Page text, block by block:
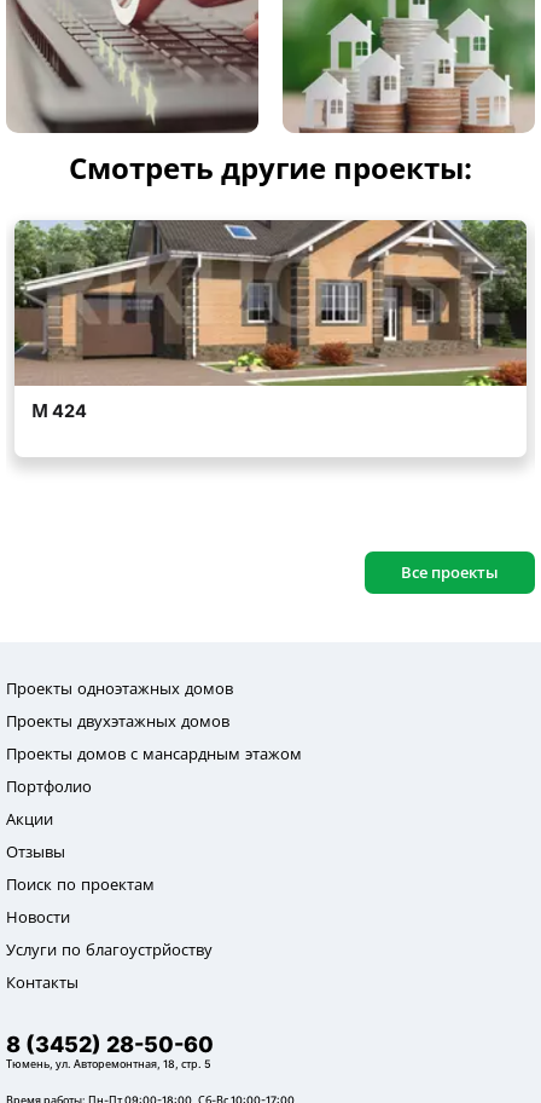
Смотреть другие проекты:
Все проекты
Проекты одноэтажных домов
Проекты двухэтажных домов
Проекты домов с мансардным этажом
Портфолио
Акции
Отзывы
Поиск по проектам
Новости
Услуги по благоустрйоству
Контакты
8 (3452) 28-50-60
Тюмень, ул. Авторемонтная, 18, стр. 5
Время работы: Пн-Пт 09:00-18:00, Сб-Вс 10:00-17:00